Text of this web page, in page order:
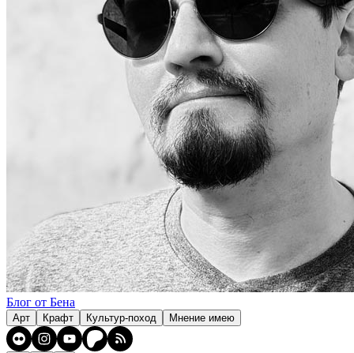
Блог от Бена
Арт Крафт Культур-поход Мнение имею